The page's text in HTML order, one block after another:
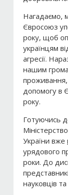
Нагадаємо,
Євросоюз
року, щоб
українцям
агресії.
нашим
допомогу в
року.
Готуючись
України вже
урядового
роки. До
науковців